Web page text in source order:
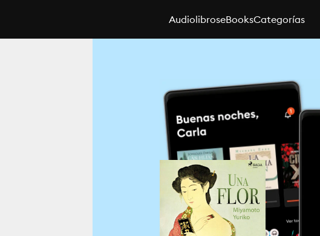
AudiolibroseBooksCategorías